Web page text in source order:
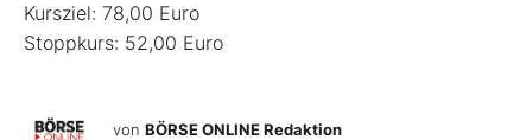
Kursziel: 78,00 Euro
Stoppkurs: 52,00 Euro
von BÖRSE ONLINE Redaktion